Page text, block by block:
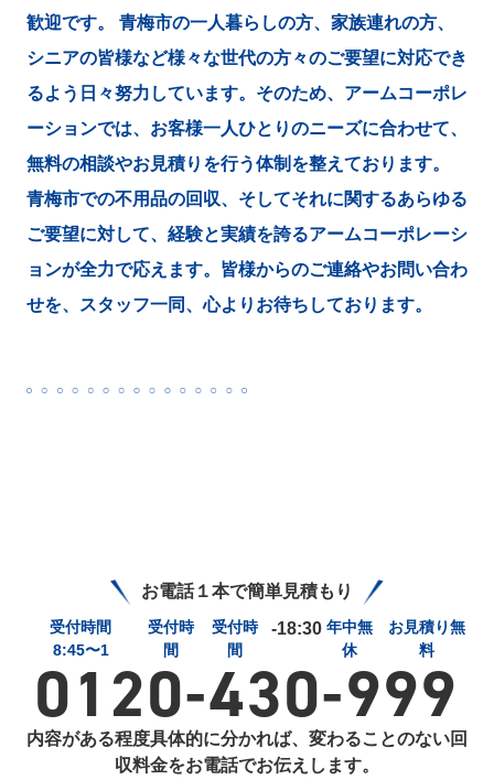
歓迎です。 青梅市の一人暮らしの方、家族連れの方、
シニアの皆様など様々な世代の方々のご要望に対応でき
るよう日々努力しています。そのため、アームコーポレ
ーションでは、お客様一人ひとりのニーズに合わせて、
無料の相談やお見積りを行う体制を整えております。
青梅市での不用品の回収、そしてそれに関するあらゆる
ご要望に対して、経験と実績を誇るアームコーポレーシ
ョンが全力で応えます。皆様からのご連絡やお問い合わ
せを、スタッフ一同、心よりお待ちしております。
お電話１本で簡単見積もり
受付時間
8:45〜1
受付時
間
受付時
間
-18:30 年中無
休
お見積り無
料
0120-430-999
内容がある程度具体的に分かれば、変わることのない回
収料金をお電話でお伝えします。